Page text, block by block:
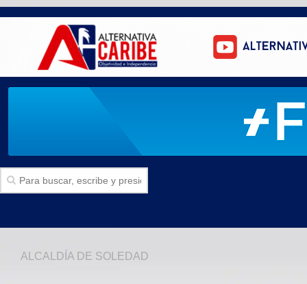
ALCALDÍA DE SOLEDAD